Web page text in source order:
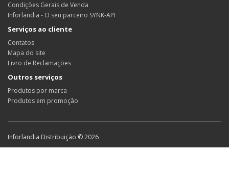
Condições Gerais de Venda
Inforlandia - O seu parceiro SYNK-API
Serviços ao cliente
Contatos
Mapa do site
Livro de Reclamações
Outros serviços
Produtos por marca
Produtos em promoção
Inforlandia Distribuição © 2026